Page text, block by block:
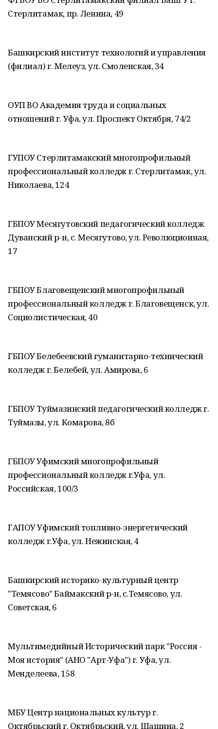
Стерлитамак, пр. Ленина, 49
Башкирский институт технологий и управления
(филиал) г. Мелеуз, ул. Смоленская, 34
ОУП ВО Академия труда и социальных
отношений г. Уфа, ул. Проспект Октября, 74/2
ГУПОУ Стерлитамакский многопрофильный
профессиональный колледж г. Стерлитамак, ул.
Николаева, 124
ГБПОУ Месягутовский педагогический колледж
Дуванский р-н, с. Месягутово, ул. Революционная,
17
ГБПОУ Благовещенский многопрофильный
профессиональный колледж г. Благовещенск, ул.
Социолистическая, 40
ГБПОУ Белебеевский гуманитарно-технический
колледж г. Белебей, ул. Амирова, 6
ГБПОУ Туймазинский педагогический колледж г.
Туймазы, ул. Комарова, 8б
ГБПОУ Уфимский многопрофильный
профессиональный колледж г.Уфа, ул.
Российская, 100/3
ГАПОУ Уфимский топливно-энергетический
колледж г.Уфа, ул. Нежинская, 4
Башкирский историко-культурный центр
"Темясово" Баймакский р-н, с.Темясово, ул.
Советская, 6
Мультимедийный Исторический парк "Россия -
Моя история" (АНО "Арт-Уфа") г. Уфа, ул.
Менделеева, 158
МБУ Центр национальных культур г.
Октябрьский г. Октябрьский, ул. Шашина, 2